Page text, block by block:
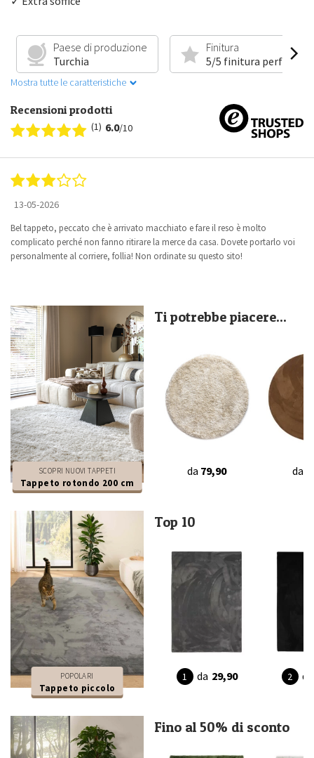
Paese di produzione
Turchia
Finitura
5/5 finitura perfetta
Mostra tutte le caratteristiche
Recensioni prodotti
(1) 6.0/10
13-05-2026
Bel tappeto, peccato che è arrivato macchiato e fare il reso è molto
complicato perché non fanno ritirare la merce da casa. Dovete portarlo voi
personalmente al corriere, follia! Non ordinate su questo sito!
SCOPRI NUOVI TAPPETI
Tappeto rotondo 200 cm
Ti potrebbe piacere...
da 79,90 da
POPOLARI
Tappeto piccolo
Top 10
da 29,90 da
Fino al 50% di sconto